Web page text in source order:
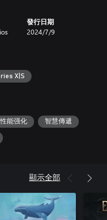
發行日期
2024/7/9
X|S
能强化 智慧傳遞
顯示全部